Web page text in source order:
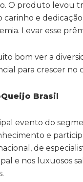
O produto levou
carinho e
Levar esse
bom ver a
para crescer no
Brasil
evento do
e
de
e nos luxuosos